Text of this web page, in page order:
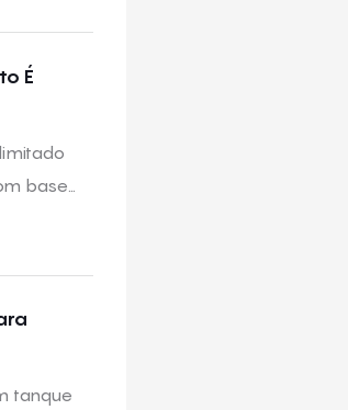
É
base
tanque